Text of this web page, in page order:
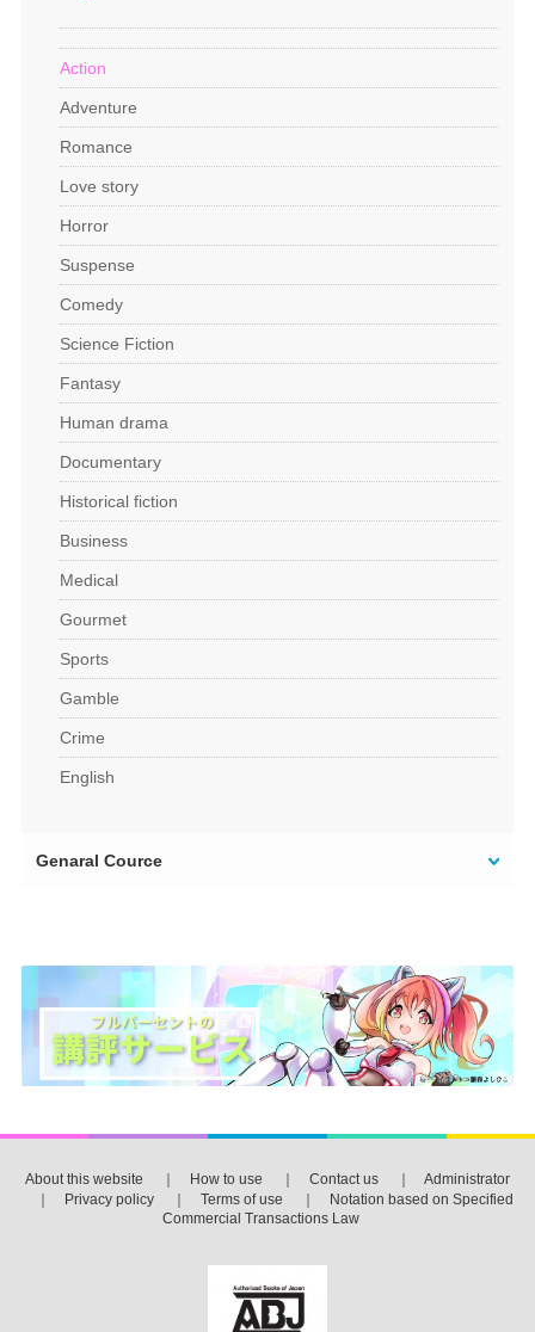
Action
Adventure
Romance
Love story
Horror
Suspense
Comedy
Science Fiction
Fantasy
Human drama
Documentary
Historical fiction
Business
Medical
Gourmet
Sports
Gamble
Crime
English
Genaral Cource
About this website How to use Contact us
Administrator
Privacy policy Terms of use
Notation based on Specified
Commercial Transactions Law